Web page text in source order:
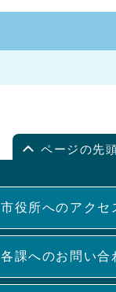
ページの先
市役所へのアクセ
各課へのお問い合